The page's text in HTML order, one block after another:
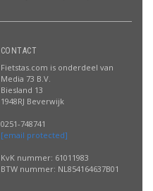
CONTACT
Fietstas.com is onderdeel van
Media 73 B.V.
Biesland 13
1948RJ Beverwijk
0251-748741
[email protected]
KvK nummer: 61011983
BTW nummer: NL854164637B01